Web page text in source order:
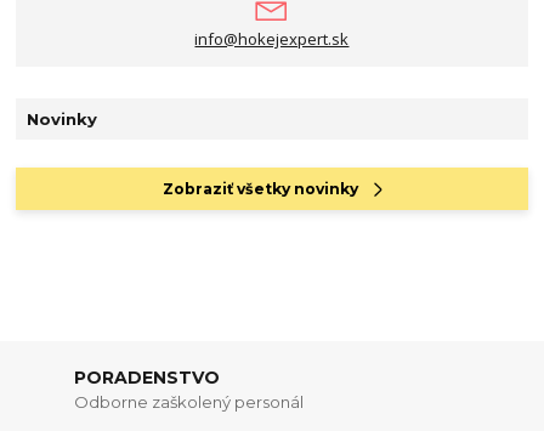
info@hokejexpert.sk
Novinky
Zobraziť všetky novinky
PORADENSTVO
Odborne zaškolený personál